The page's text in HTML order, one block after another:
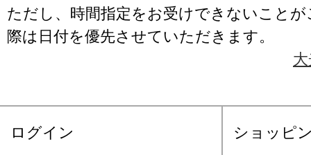
ただし、時間指定をお受けできないこと
際は日付を優先させていただきます。
ログイン ショッピ